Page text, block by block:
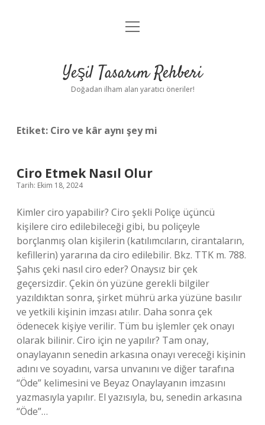
Anasayfa
Yasal Uyarı
menüyü
Yeşil Tasarım Rehberi
Doğadan ilham alan yaratıcı öneriler!
Etiket: Ciro ve kâr aynı şey mi
Ciro Etmek Nasıl Olur
Tarih: Ekim 18, 2024
Kimler ciro yapabilir? Ciro şekli Poliçe üçüncü
kişilere ciro edilebileceği gibi, bu poliçeyle
borçlanmış olan kişilerin (katılımcıların, cirantaların,
kefillerin) yararına da ciro edilebilir. Bkz. TTK m. 788.
Şahıs çeki nasıl ciro eder? Onaysız bir çek
geçersizdir. Çekin ön yüzüne gerekli bilgiler
yazıldıktan sonra, şirket mührü arka yüzüne basılır
ve yetkili kişinin imzası atılır. Daha sonra çek
ödenecek kişiye verilir. Tüm bu işlemler çek onayı
olarak bilinir. Ciro için ne yapılır? Tam onay,
onaylayanın senedin arkasına onayı vereceği kişinin
adını ve soyadını, varsa unvanını ve diğer tarafına
“Öde” kelimesini ve Beyaz Onaylayanın imzasını
yazmasıyla yapılır. El yazısıyla, bu, senedin arkasına
“Öde”…